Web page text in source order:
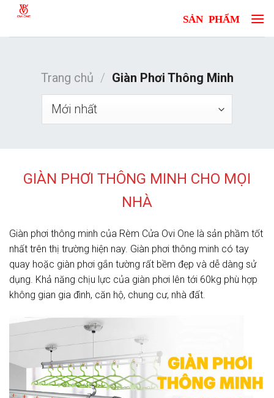
content
Trang chủ / Giàn Phơi Thông Minh
GIÀN PHƠI THÔNG MINH CHO MỌI
NHÀ
Giàn phơi thông minh của Rèm Cửa Ovi One là sản phầm tốt
nhất trên thị trường hiện nay. Giàn phơi thông minh có tay
quay hoặc giàn phơi gắn tường rất bềm đẹp và dễ dàng sử
dụng. Khả năng chịu lực của giàn phơi lên tới 60kg phù hợp
không gian gia đình, căn hộ, chung cư, nhà đất.